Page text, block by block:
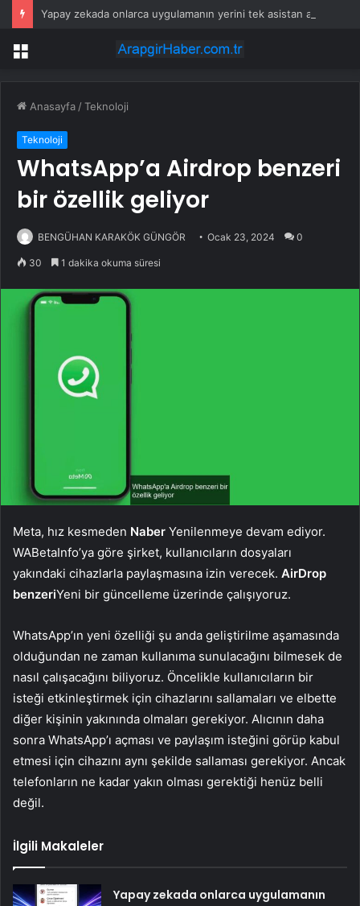
Menü
Anasayfa /Teknoloji
Teknoloji
WhatsApp’a Airdrop benzeri
bir özellik geliyor
BENGÜHAN KARAKÖK GÜNGÖR Ocak 23, 2024 0
30 1 dakika okuma süresi
Meta, hız kesmeden Naber Yenilenmeye devam ediyor.
WABetaInfo’ya göre şirket, kullanıcıların dosyaları
yakındaki cihazlarla paylaşmasına izin verecek. AirDrop
benzeriYeni bir güncelleme üzerinde çalışıyoruz.
WhatsApp’ın yeni özelliği şu anda geliştirilme aşamasında
olduğundan ne zaman kullanıma sunulacağını bilmesek de
nasıl çalışacağını biliyoruz. Öncelikle kullanıcıların bir
isteği etkinleştirmek için cihazlarını sallamaları ve elbette
diğer kişinin yakınında olmaları gerekiyor. Alıcının daha
sonra WhatsApp’ı açması ve paylaşım isteğini görüp kabul
etmesi için cihazını aynı şekilde sallaması gerekiyor. Ancak
telefonların ne kadar yakın olması gerektiği henüz belli
değil.
İlgili Makaleler
Yapay zekada onlarca uygulamanın